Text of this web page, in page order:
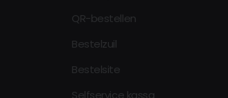
QR-bestellen
Bestelzuil
Bestelsite
Selfservice kassa